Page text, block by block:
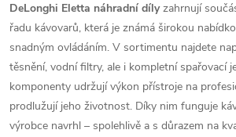
DeLonghi Eletta náhradní dílyzahrnují
řadu kávovarů, která je známá širokou
snadným ovládáním. V sortimentu najdete
těsnění, vodní filtry, ale i kompletní spařovací
komponenty udržují výkon přístroje na
prodlužují jeho životnost. Díky nim funguje
výrobce navrhl – spolehlivě a s důrazem na